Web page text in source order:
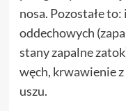
nosa. Pozostałe
oddechowych
stany zapalne
węch, krwawienie
uszu.